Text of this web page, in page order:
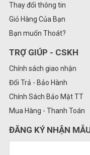
Thay đổi thông tin
Giỏ Hàng Của Bạn
Bạn muốn Thoát?
TRỢ GIÚP - CSKH
Chính sách giao nhận
Đổi Trả - Bảo Hành
Chính Sách Bảo Mật TT
Mua Hàng - Thanh Toán
ĐĂNG KÝ NHẬN